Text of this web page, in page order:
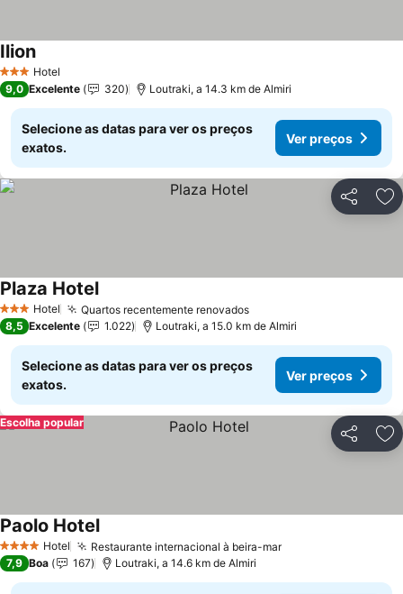
3 EstrelasHotel
Ilion
9,0 Excelente 320 Loutraki, a 14.3 km de Almiri
Selecione as datas para ver os preços
exatos.
Ver preços
Partilhar
3 EstrelasHotel Quartos recentemente renovados
Plaza Hotel
8,5 Excelente 1.022 Loutraki, a 15.0 km de Almiri
Selecione as datas para ver os preços
exatos.
Ver preços
Partilhar
Escolha popular
4 EstrelasHotel Restaurante internacional à beira-mar
Paolo Hotel
7,9 Boa 167 Loutraki, a 14.6 km de Almiri